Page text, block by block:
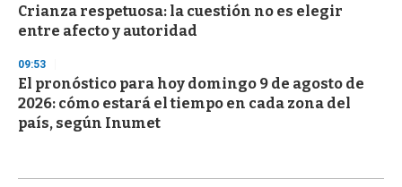
Crianza respetuosa: la cuestión no es elegir
entre afecto y autoridad
09:53
El pronóstico para hoy domingo 9 de agosto de
2026: cómo estará el tiempo en cada zona del
país, según Inumet